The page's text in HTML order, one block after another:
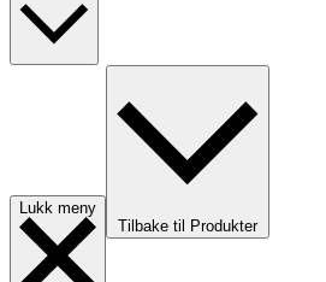
Lukk meny
Tilbake til Produkter